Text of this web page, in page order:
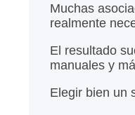
Muchas
realmente
El resultado
manuales y
Elegir bien un